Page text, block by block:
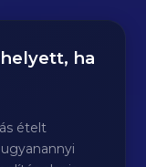
helyett, ha
ételt